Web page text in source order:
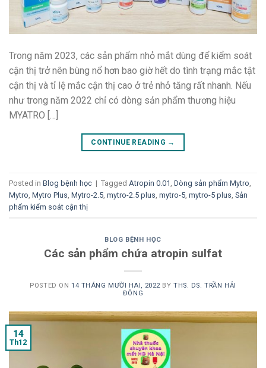
Trong năm 2023, các sản phẩm nhỏ mắt dùng để kiểm soát
cận thị trở nên bùng nổ hơn bao giờ hết do tình trạng mắc tật
cận thị và tỉ lệ mắc cận thị cao ở trẻ nhỏ tăng rất nhanh. Nếu
như trong năm 2022 chỉ có dòng sản phẩm thương hiệu
MYATRO […]
CONTINUE READING →
Posted in Blog bệnh học | Tagged Atropin 0.01 Dòng sản phẩm Mytro
Mytro Mytro Plus Mytro-2.5 mytro-2.5 plus mytro-5 mytro-5 plus Sản
phẩm kiểm soát cận thị
BLOG BỆNH HỌC
Các sản phẩm chứa atropin sulfat
POSTED ON 14 THÁNG MƯỜI HAI, 2022BYTHS. DS. TRẦN HẢI
ĐÔNG
14
Th12